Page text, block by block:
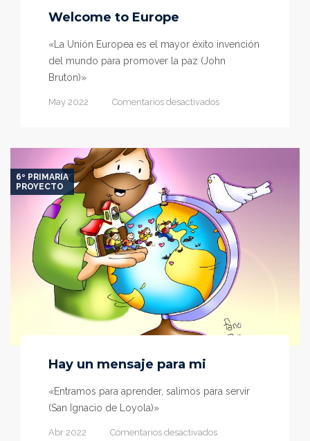
Welcome to Europe
«La Unión Europea es el mayor éxito invención
del mundo para promover la paz (John
Bruton)»
May 2022 Comentarios desactivadosen
6º PRIMARIA
PROYECTO
Hay un mensaje para mi
«Entramos para aprender, salimos para servir
(San Ignacio de Loyola)»
Abr 2022 Comentarios desactivadosen